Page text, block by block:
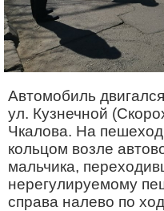
Автомобиль
ул. Кузнечной
Чкалова. На
кольцом возле
мальчика,
нерегулируемому
справа налево по